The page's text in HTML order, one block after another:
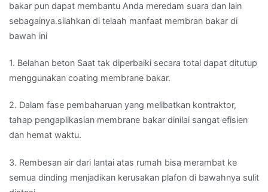
bakar pun dapat membantu Anda meredam suara dan lain
sebagainya.silahkan di telaah manfaat membran bakar di
bawah ini
1. Belahan beton Saat tak diperbaiki secara total dapat ditutup
menggunakan coating membrane bakar.
2. Dalam fase pembaharuan yang melibatkan kontraktor,
tahap pengaplikasian membrane bakar dinilai sangat efisien
dan hemat waktu.
3. Rembesan air dari lantai atas rumah bisa merambat ke
semua dinding menjadikan kerusakan plafon di bawahnya sulit